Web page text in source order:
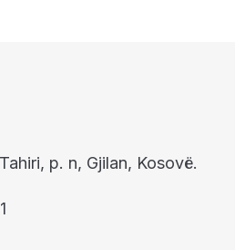
p. n, Gjilan, Kosovë.